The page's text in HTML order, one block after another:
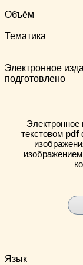
Объём
Тематика
Электронное
подготовлено
Электронное
текстовом pdf
Язык